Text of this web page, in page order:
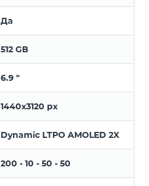
Да
512 GB
6.9 "
1440x3120 px
Dynamic LTPO AMOLED 2X
200 - 10 - 50 - 50